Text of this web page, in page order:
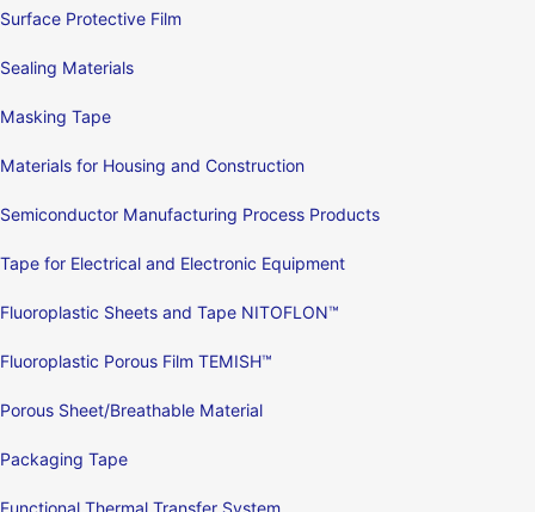
Surface Protective Film
Sealing Materials
Masking Tape
Materials for Housing and Construction
Semiconductor Manufacturing Process Products
Tape for Electrical and Electronic Equipment
Fluoroplastic Sheets and Tape NITOFLON™
Fluoroplastic Porous Film TEMISH™
Porous Sheet/Breathable Material
Packaging Tape
Functional Thermal Transfer System